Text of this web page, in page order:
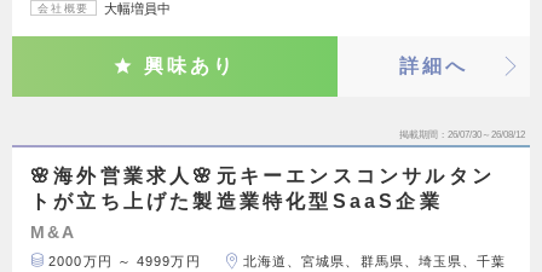
会社概要 大幅増員中
興味あり 詳細へ
掲載期間 26/07/30～26/08/12
🌸海外営業求人🌸元キーエンスコンサルタン
トが立ち上げた製造業特化型SaaS企業
M&A
2000万円 ～ 4999万円
北海道、宮城県、群馬県、埼玉県、千葉